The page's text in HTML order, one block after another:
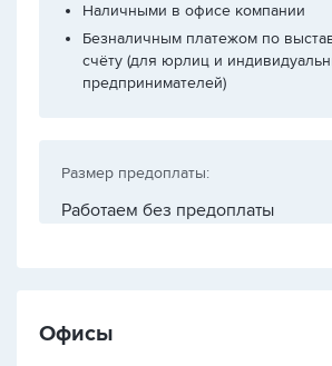
Наличными в офисе компании
Безналичным платежом по
счёту (для юрлиц и
предпринимателей)
Размер предоплаты:
Работаем без предоплаты
Офисы